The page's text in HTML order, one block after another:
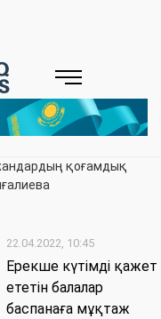
жандардың қоғамдық
22.04.2022, 10:45
Ерекше күтімді қажет
ететін балалар
баспанаға мұқтаж